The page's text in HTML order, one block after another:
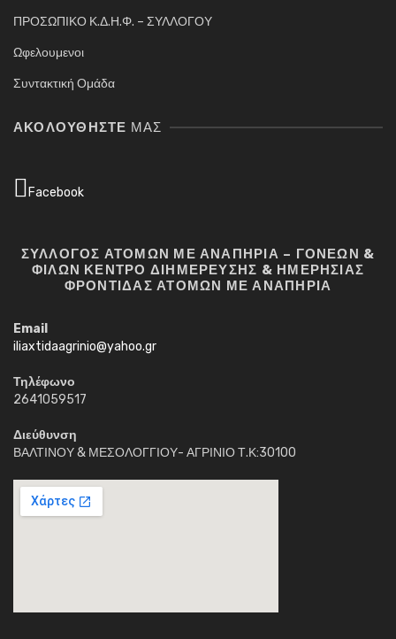
ΠΡΟΣΩΠΙΚΟ Κ.Δ.Η.Φ. – ΣΥΛΛΟΓΟΥ
Ωφελουμενοι
Συντακτική Ομάδα
ΑΚΟΛΟΥΘΉΣΤΕ ΜΑΣ
Facebook
ΣΥΛΛΟΓΟΣ ΑΤΟΜΩΝ ΜΕ ΑΝΑΠΗΡΙΑ – ΓΟΝΕΩΝ &
ΦΙΛΩΝ ΚΕΝΤΡΟ ΔΙΗΜΕΡΕΥΣΗΣ & ΗΜΕΡΗΣΙΑΣ
ΦΡΟΝΤΙΔΑΣ ΑΤΟΜΩΝ ΜΕ ΑΝΑΠΗΡΙΑ
Email
iliaxtidaagrinio@yahoo.gr
Τηλέφωνο
2641059517
Διεύθυνση
ΒΑΛΤΙΝΟΥ & ΜΕΣΟΛΟΓΓΙΟΥ- ΑΓΡΙΝΙΟ Τ.Κ:30100